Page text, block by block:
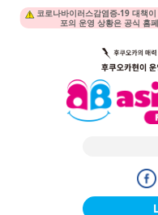
코로나바이러스감염증-19 대책
포의 운영 상황은 공식 홈